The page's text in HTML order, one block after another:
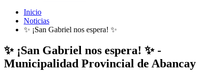
Inicio
Noticias
✨ ¡San Gabriel nos espera! ✨
✨ ¡San Gabriel nos espera! ✨ -
Municipalidad Provincial de Abancay